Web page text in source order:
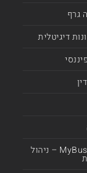
גרף
דיגיטלית
MyBusiness CRM – ניהול